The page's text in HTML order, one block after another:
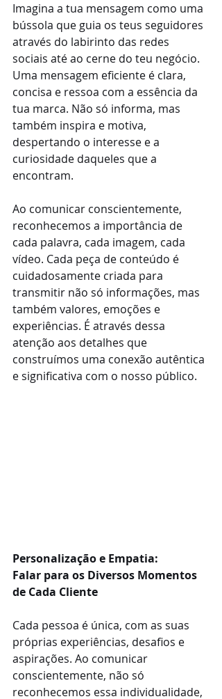
Imagina a tua mensagem como uma
bússola que guia os teus seguidores
através do labirinto das redes
sociais até ao cerne do teu negócio.
Uma mensagem eficiente é clara,
concisa e ressoa com a essência da
tua marca. Não só informa, mas
também inspira e motiva,
despertando o interesse e a
curiosidade daqueles que a
encontram.
Ao comunicar conscientemente,
reconhecemos a importância de
cada palavra, cada imagem, cada
vídeo. Cada peça de conteúdo é
cuidadosamente criada para
transmitir não só informações, mas
também valores, emoções e
experiências. É através dessa
atenção aos detalhes que
construímos uma conexão autêntica
e significativa com o nosso público.
Personalização e Empatia:
Falar para os Diversos Momentos
de Cada Cliente
Cada pessoa é única, com as suas
próprias experiências, desafios e
aspirações. Ao comunicar
conscientemente, não só
reconhecemos essa individualidade,